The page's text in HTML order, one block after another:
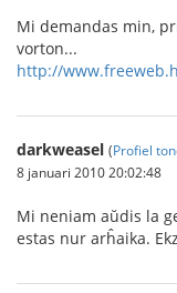
Mi demandas min,
vorton...
http://
darkweasel (Profiel
8 januari 2010 20:02:48
Mi neniam aŭdis la
estas nur arĥaika.